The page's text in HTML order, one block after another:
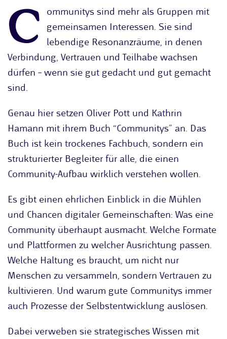
C
ommunitys sind mehr als Gruppen mit
gemeinsamen Interessen. Sie sind
lebendige Resonanzräume, in denen
Verbindung, Vertrauen und Teilhabe wachsen
dürfen – wenn sie gut gedacht und gut gemacht
sind.
Genau hier setzen Oliver Pott und Kathrin
Hamann mit ihrem Buch “Communitys” an. Das
Buch ist kein trockenes Fachbuch, sondern ein
strukturierter Begleiter für alle, die einen
Community-Aufbau wirklich verstehen wollen.
Es gibt einen ehrlichen Einblick in die Mühlen
und Chancen digitaler Gemeinschaften: Was eine
Community überhaupt ausmacht. Welche Formate
und Plattformen zu welcher Ausrichtung passen.
Welche Haltung es braucht, um nicht nur
Menschen zu versammeln, sondern Vertrauen zu
kultivieren. Und warum gute Communitys immer
auch Prozesse der Selbstentwicklung auslösen.
Dabei verweben sie strategisches Wissen mit